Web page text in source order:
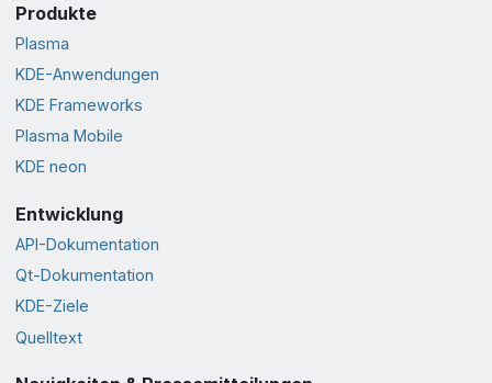
Produkte
Plasma
KDE-Anwendungen
KDE Frameworks
Plasma Mobile
KDE neon
Entwicklung
API-Dokumentation
Qt-Dokumentation
KDE-Ziele
Quelltext